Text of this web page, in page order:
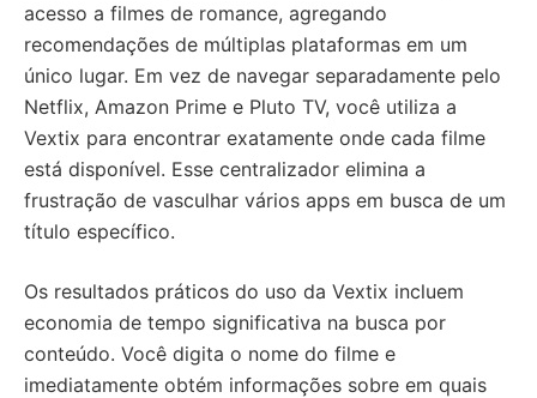
acesso a filmes de romance, agregando
recomendações de múltiplas plataformas em um
único lugar. Em vez de navegar separadamente pelo
Netflix, Amazon Prime e Pluto TV, você utiliza a
Vextix para encontrar exatamente onde cada filme
está disponível. Esse centralizador elimina a
frustração de vasculhar vários apps em busca de um
título específico.
Os resultados práticos do uso da Vextix incluem
economia de tempo significativa na busca por
conteúdo. Você digita o nome do filme e
imediatamente obtém informações sobre em quais